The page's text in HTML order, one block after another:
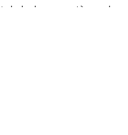
de la première